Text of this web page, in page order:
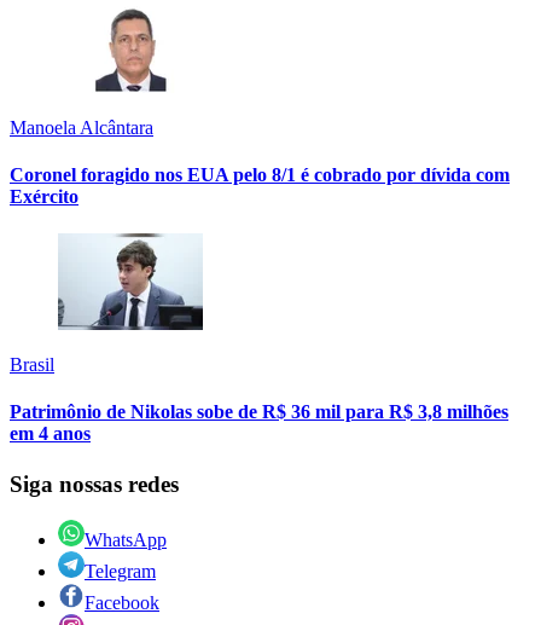
Manoela Alcântara
Coronel foragido nos EUA pelo 8/1 é cobrado por dívida com
Exército
Brasil
Patrimônio de Nikolas sobe de R$ 36 mil para R$ 3,8 milhões
em 4 anos
Siga nossas redes
WhatsApp
Telegram
Facebook